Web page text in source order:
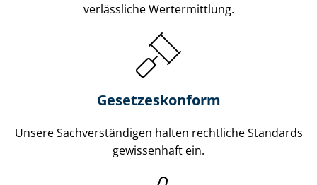
verlässliche Wertermittlung.
Gesetzes­konform
Unsere Sach­ver­stän­di­gen halten rechtliche Standards
gewissenhaft ein.